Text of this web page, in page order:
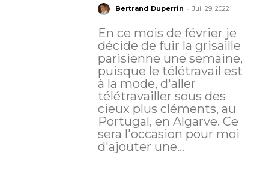
Bertrand Duperrin - Juil 29, 2022
En ce mois de février je
décide de fuir la grisaille
parisienne une semaine,
puisque le télétravail est
à la mode, d'aller
télétravailler sous des
cieux plus cléments, au
Portugal, en Algarve. Ce
sera l'occasion pour moi
d'ajouter une...